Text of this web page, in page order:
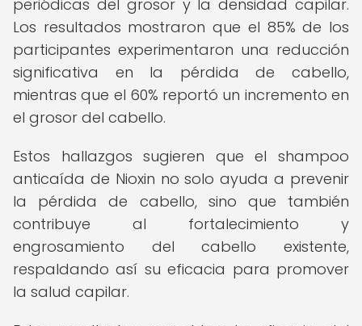
periódicas del grosor y la densidad capilar.
Los resultados mostraron que el 85% de los
participantes experimentaron una reducción
significativa en la pérdida de cabello,
mientras que el 60% reportó un incremento en
el grosor del cabello.
Estos hallazgos sugieren que el shampoo
anticaída de Nioxin no solo ayuda a prevenir
la pérdida de cabello, sino que también
contribuye al fortalecimiento y
engrosamiento del cabello existente,
respaldando así su eficacia para promover
la salud capilar.